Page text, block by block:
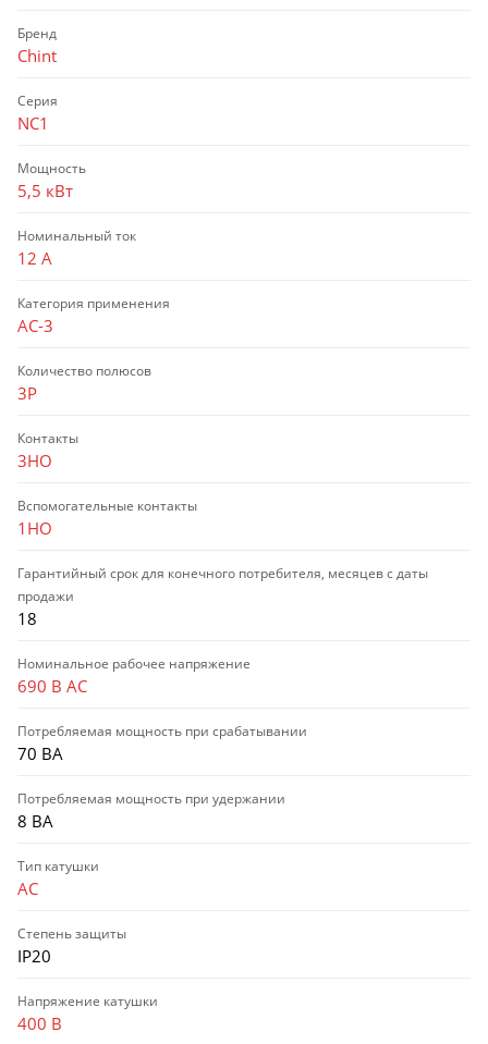
Бренд
Chint
Серия
NC1
Мощность
5,5 кВт
Номинальный ток
12 А
Категория применения
AC-3
Количество полюсов
3P
Контакты
3НО
Вспомогательные контакты
1НО
Гарантийный срок для конечного потребителя, месяцев с даты
продажи
18
Номинальное рабочее напряжение
690 В AC
Потребляемая мощность при срабатывании
70 ВА
Потребляемая мощность при удержании
8 ВА
Тип катушки
AC
Степень защиты
IP20
Напряжение катушки
400 В